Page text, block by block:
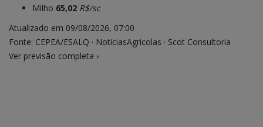
Milho 65,02 R$/sc
Atualizado em 09/08/2026, 07:00
Fonte: CEPEA/ESALQ · NoticiasAgricolas · Scot Consultoria
Ver previsão completa ›